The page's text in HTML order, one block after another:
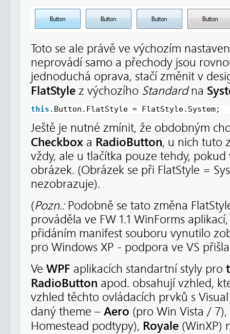
Toto se ale právě ve výchozím
neprovádí samo a přechody jsou
jednoduchá oprava, stačí změnit v
FlatStyle z výchozího Standardna
this .Button.FlatStyle = FlatStyle.System;
Ještě je nutné zmínit, že obdobným
Checkbox a RadioButton, u nich tuto
vždy, ale u tlačítka pouze tehdy,
obrázek. (Obrázek se při FlatStyle =
nezobrazuje).
(Pozn.:Podobně se tato změna
prováděla ve FW 1.1 WinForms
přidáním manifest souboru vynutilo
pro Windows XP - podpora ve VS
Ve WPF aplikacích standartní styly pro
RadioButton apod. obsahují vzhled,
vzhled těchto ovládacích prvků s
daný theme – Aero (pro Win Vista / 7),
Homestead podtypy), Royale (WinXP)